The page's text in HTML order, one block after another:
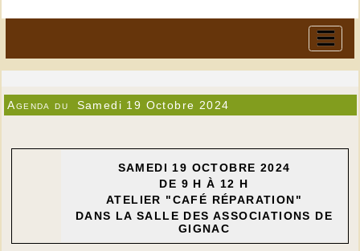
Agenda du Samedi 19 Octobre 2024
SAMEDI 19 OCTOBRE 2024
DE 9 H À 12 H
ATELIER "CAFÉ RÉPARATION"
DANS LA SALLE DES ASSOCIATIONS DE
GIGNAC